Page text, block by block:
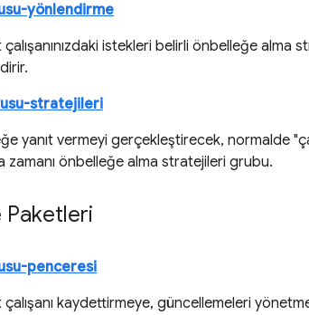
yönlendirme
çalışanınızdaki istekleri belirli önbelleğe alma
stratejileri
yanıt vermeyi gerçekleştirecek, normalde
zamanı önbelleğe alma stratejileri grubu.
Paketleri
penceresi
çalışanı kaydettirmeye, güncellemeleri